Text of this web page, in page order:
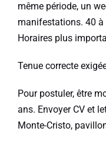
même période, un
manifestations. 40 à
Horaires plus
Tenue correcte
Pour postuler, être
ans. Envoyer CV et
Monte-Cristo,